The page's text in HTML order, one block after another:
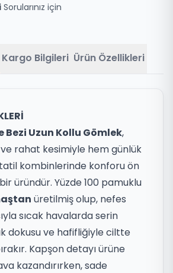
Sorularınız için
Kargo Bilgileri Ürün Özellikleri
Bezi Uzun Kollu Gömlek,
rahat kesimiyle hem günlük
kombinlerinde konforu ön
üründür. Yüzde 100 pamuklu
üretilmiş olup, nefes
sıcak havalarda serin
dokusu ve hafifliğiyle ciltte
Kapşon detayı ürüne
kazandırırken, sade